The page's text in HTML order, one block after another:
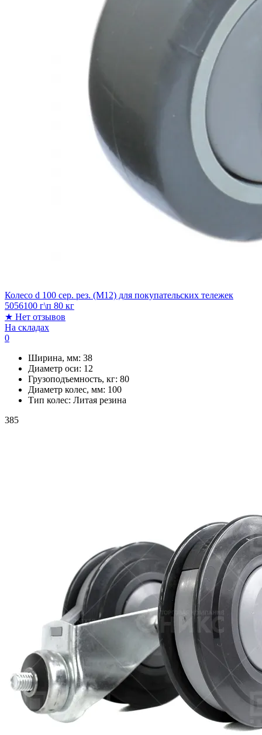
Колесо d 100 сер. рез. (М12) для покупательских тележек
5056100 г\п 80 кг
★ Нет отзывов
На складах
0
Ширина, мм: 38
Диаметр оси: 12
Грузоподъемность, кг: 80
Диаметр колес, мм: 100
Тип колес: Литая резина
385